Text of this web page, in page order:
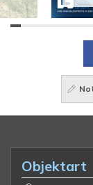
Objektart